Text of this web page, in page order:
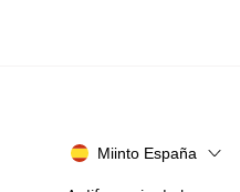
Miinto España